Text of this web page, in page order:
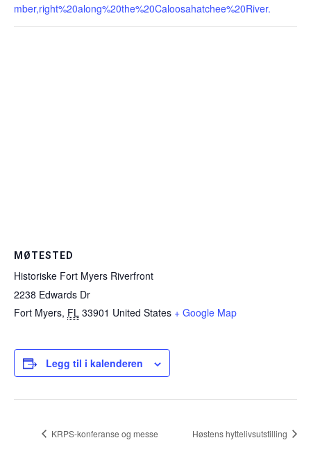
Legg til i kalenderen
mber,right%20along%20the%20Caloosahatchee%20River.
MØTESTED
Historiske Fort Myers Riverfront
2238 Edwards Dr
Fort Myers, FL 33901 United States + Google Map
KRPS-konferanse og messe Høstens hyttelivsutstilling